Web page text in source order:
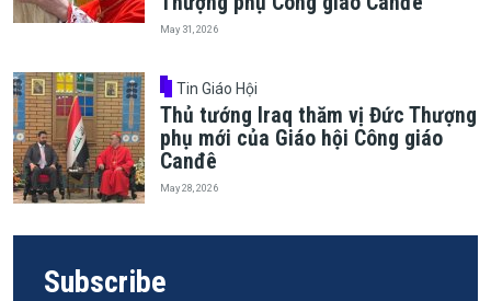
May 31, 2026
Tin Giáo Hội
Thủ tướng Iraq thăm vị Đức Thượng
phụ mới của Giáo hội Công giáo
Canđê
May 28, 2026
Subscribe